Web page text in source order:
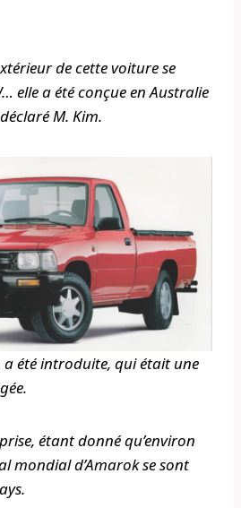
de cette voiture se
elle a été conçue en Australie
M. Kim.
a été introduite, qui était une
étant donné qu’environ
mondial d’Amarok se sont